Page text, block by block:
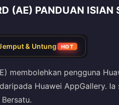
(AE) PANDUAN ISIAN
& Untung HOT
membolehkan pengguna
Huawei AppGallery.